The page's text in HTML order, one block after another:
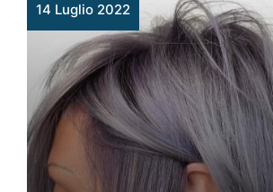
14 Luglio 2022